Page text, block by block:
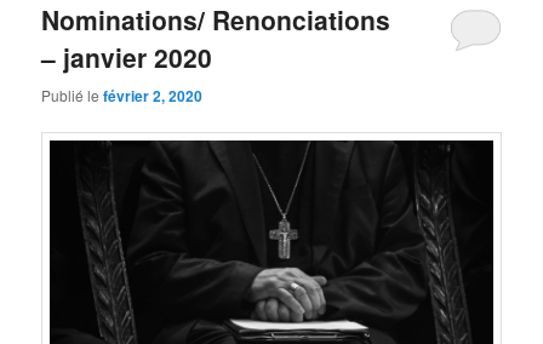
Nominations/ Renonciations
– janvier 2020
Publié lefévrier 2, 2020